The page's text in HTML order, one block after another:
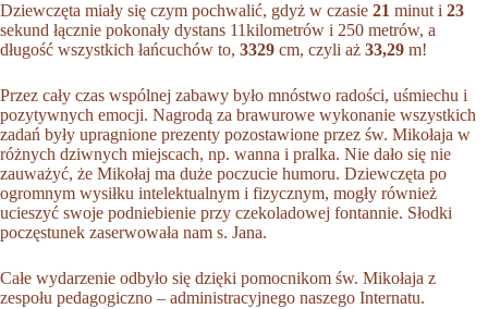
Dziewczęta miały się czym pochwalić, gdyż w czasie 21 minut i 23
sekund łącznie pokonały dystans 11kilometrów i 250 metrów, a
długość wszystkich łańcuchów to, 3329 cm, czyli aż 33,29 m!
Przez cały czas wspólnej zabawy było mnóstwo radości, uśmiechu i
pozytywnych emocji. Nagrodą za brawurowe wykonanie wszystkich
zadań były upragnione prezenty pozostawione przez św. Mikołaja w
różnych dziwnych miejscach, np. wanna i pralka. Nie dało się nie
zauważyć, że Mikołaj ma duże poczucie humoru. Dziewczęta po
ogromnym wysiłku intelektualnym i fizycznym, mogły również
ucieszyć swoje podniebienie przy czekoladowej fontannie. Słodki
poczęstunek zaserwowała nam s. Jana.
Całe wydarzenie odbyło się dzięki pomocnikom św. Mikołaja z
zespołu pedagogiczno – administracyjnego naszego Internatu.